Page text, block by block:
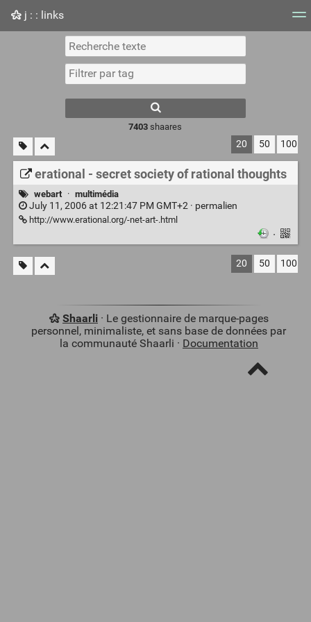
j : : links
Nuage de tags Mur d'images
7403 shaares
20 50 100
erational - secret society of rational thoughts
webart · multimédia
July 11, 2006 at 12:21:47 PM GMT+2 · permalien
http://www.erational.org/-net-art-.html
·
20 50 100
Shaarli· Le gestionnaire de marque-pages
personnel, minimaliste, et sans base de données par
la communauté Shaarli · Documentation